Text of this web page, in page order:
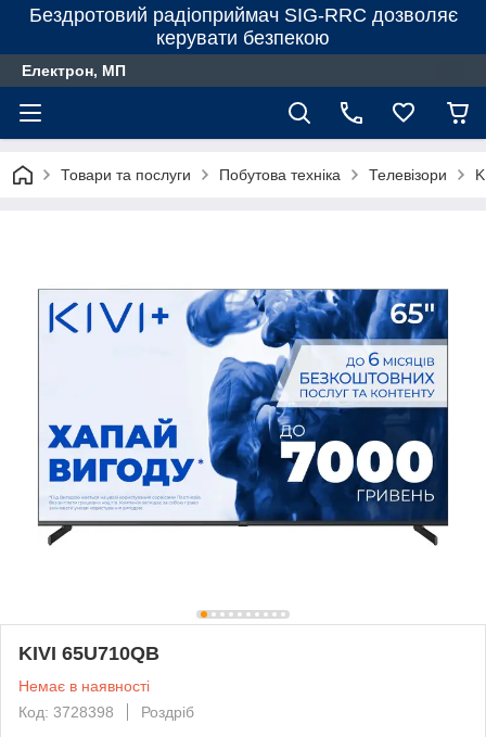
Бездротовий радіоприймач SIG-RRC дозволяє
керувати безпекою
Електрон, МП
Товари та послуги Побутова техніка Телевізори
KIVI 65U710QB
Немає в наявності
Код: 3728398
Роздріб